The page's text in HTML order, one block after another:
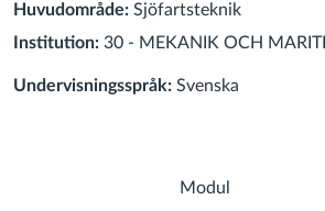
Huvudområde: Sjöfartsteknik
Institution: 30 - MEKANIK OCH
Undervisningsspråk: Svenska
Modul